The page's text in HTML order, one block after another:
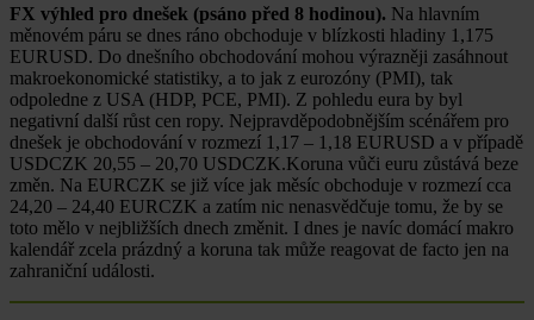
FX výhled pro dnešek (psáno před 8 hodinou). Na hlavním
měnovém páru se dnes ráno obchoduje v blízkosti hladiny 1,175
EURUSD. Do dnešního obchodování mohou výrazněji zasáhnout
makroekonomické statistiky, a to jak z eurozóny (PMI), tak
odpoledne z USA (HDP, PCE, PMI). Z pohledu eura by byl
negativní další růst cen ropy. Nejpravděpodobnějším scénářem pro
dnešek je obchodování v rozmezí 1,17 – 1,18 EURUSD a v případě
USDCZK 20,55 – 20,70 USDCZK.Koruna vůči euru zůstává beze
změn. Na EURCZK se již více jak měsíc obchoduje v rozmezí cca
24,20 – 24,40 EURCZK a zatím nic nenasvědčuje tomu, že by se
toto mělo v nejbližších dnech změnit. I dnes je navíc domácí makro
kalendář zcela prázdný a koruna tak může reagovat de facto jen na
zahraniční události.